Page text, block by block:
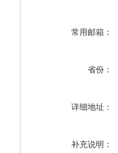
常用邮箱：
省份：
详细地址：
补充说明：